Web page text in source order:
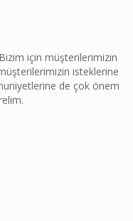
Bizim için müşterilerimizin
isteklerine
de çok önem